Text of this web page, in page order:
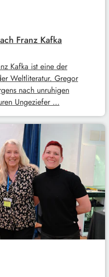
Franz Kafka
Kafka ist eine der
Weltliteratur. Gregor
nach unruhigen
Ungeziefer …